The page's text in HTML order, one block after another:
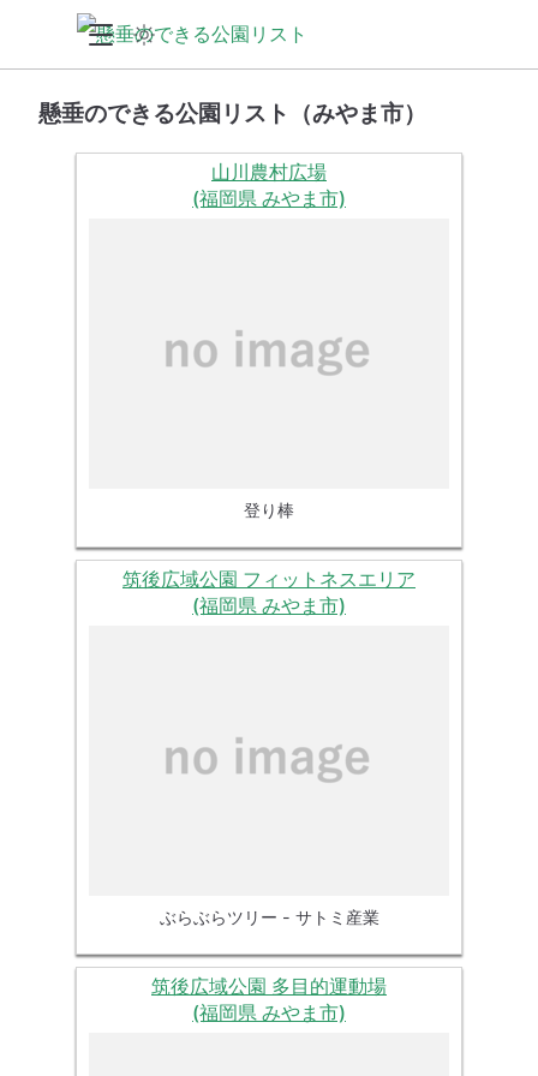
懸垂のできる公園リスト（みやま市）
山川農村広場
(福岡県 みやま市)
登り棒
筑後広域公園 フィットネスエリア
(福岡県 みやま市)
ぶらぶらツリー - サトミ産業
筑後広域公園 多目的運動場
(福岡県 みやま市)